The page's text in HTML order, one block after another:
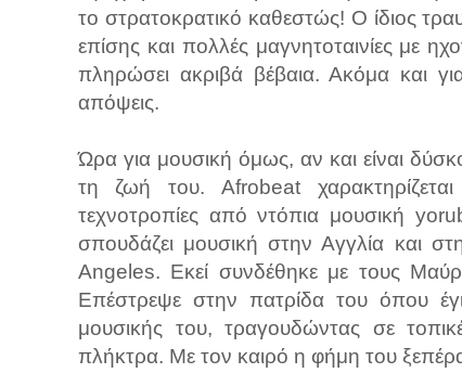
το στρατοκρατικό καθεστώς! Ο ίδιος
επίσης και πολλές μαγνητοταινίες με
πληρώσει ακριβά βέβαια. Ακόμα και
απόψεις.
Ώρα για μουσική όμως, αν και είναι
τη ζωή του. Afrobeat
τεχνοτροπίες από ντόπια μουσική
σπουδάζει μουσική στην Αγγλία και
Angeles. Εκεί συνδέθηκε με τους
Επέστρεψε στην πατρίδα του όπου
μουσικής του, τραγουδώντας σε
πλήκτρα. Με τον καιρό η φήμη του